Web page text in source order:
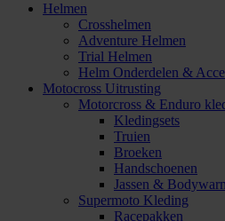
Helmen
Crosshelmen
Adventure Helmen
Trial Helmen
Helm Onderdelen &
Motocross Uitrusting
Motorcross & Enduro
Kledingsets
Truien
Broeken
Handschoenen
Jassen &
Supermoto Kleding
Racepakken